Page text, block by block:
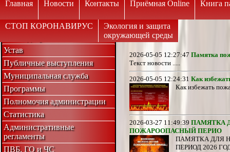
Главная Новости Контакты Приёмная Online Книга
СТОП КОРОНАВИРУС
Экология и защита
окружающей среды
Устав
Публичные выступления
Муниципальная служба
Программы
Полномочия администрации
Статистика
Административные
регламенты
ПВБ, ГО и ЧС
2026-05-05 12:27:47 Памятка
Текст новости .....
2026-05-05 12:24:31 Как
Как избежать
2026-03-27 11:49:39 ПАМЯТКА
ПОЖАРООПАСНЫЙ ПЕРИО
ПАМЯТКА ДЛЯ
ПЕРИОД 2026